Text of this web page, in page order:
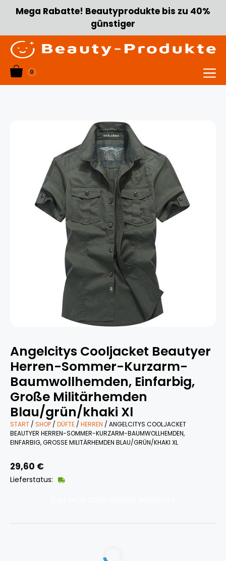
Zum
Inhalt
Mega Rabatte! Beautyprodukte bis zu 40%
günstiger
0
Menü
Angelcitys Cooljacket Beautyer
Herren-Sommer-Kurzarm-
Baumwollhemden, Einfarbig,
Große Militärhemden
Blau/grün/khaki Xl
START / SHOP / DÜFTE / HERREN / ANGELCITYS COOLJACKET
BEAUTYER HERREN-SOMMER-KURZARM-BAUMWOLLHEMDEN,
EINFARBIG, GROSSE MILITÄRHEMDEN BLAU/GRÜN/KHAKI XL
29,60 €
Lieferstatus: